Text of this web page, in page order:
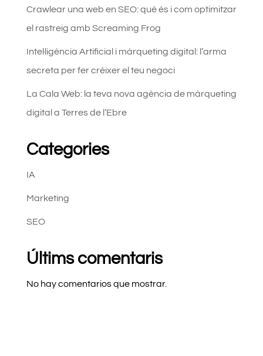
Crawlear una web en SEO: què és i com optimitzar
el rastreig amb Screaming Frog
Intel·ligència Artificial i màrqueting digital: l’arma
secreta per fer créixer el teu negoci
La Cala Web: la teva nova agència de màrqueting
digital a Terres de l’Ebre
Categories
IA
Marketing
SEO
Últims comentaris
No hay comentarios que mostrar.